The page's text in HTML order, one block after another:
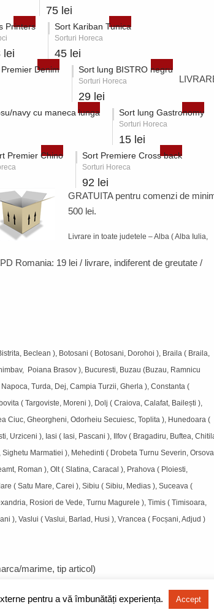
75 lei
Printers
lei
Sort Kariban Tunica
Sorturi Horeca
45 lei
Denim Sort lung BISTRO negru
Sorturi Horeca
29 lei
navy cu maneca lunga Sort lung Gastronomy
Sorturi Horeca
15 lei
Premier Chino Sort Premiere Cross back
Sorturi Horeca
92 lei
Romania: 19 lei / livrare, indiferent de greutate /
GRATUITA pentru comenzi de
500 lei.
Livrare in toate judetele – Alba ( Alba Iulia,
Beclean ), Botosani ( Botosani, Dorohoi ), Braila ( Braila,
Poiana Brasov ), Bucuresti, Buzau (Buzau, Ramnicu
Turda, Dej, Campia Turzii, Gherla ), Constanta (
( Targoviste, Moreni ), Dolj ( Craiova, Calafat, Bailești ),
Ciuc, Gheorgheni, Odorheiu Secuiesc, Toplita ), Hunedoara (
Urziceni ), Iasi ( Iasi, Pascani ), Ilfov ( Bragadiru, Buftea,
Marmatiei ), Mehedinti ( Drobeta Turnu Severin,
Roman ), Olt ( Slatina, Caracal ), Prahova ( Ploiesti,
( Satu Mare, Carei ), Sibiu ( Sibiu, Medias ), Suceava (
Rosiori de Vede, Turnu Magurele ), Timis ( Timisoara,
), Vaslui ( Vaslui, Barlad, Husi ), Vrancea ( Focșani, Adjud )
marime, tip articol)
pentru a vă îmbunătăți experiența. Accept